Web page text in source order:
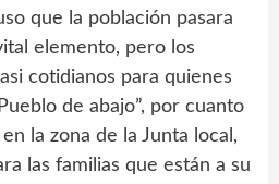
que la población pasara
elemento, pero los
cotidianos para quienes
de abajo”, por cuanto
la zona de la Junta local,
las familias que están a su